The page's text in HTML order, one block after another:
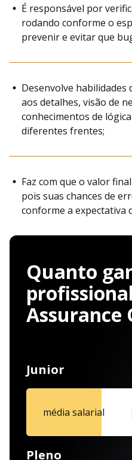
É responsável por
rodando conforme o
prevenir e evitar que
Desenvolve habilidades
aos detalhes, visão de
conhecimentos de
diferentes frentes;
Faz com que o valor
pois suas chances de
conforme a expectativa
Quanto
Assurance
Junior
média salarial
Pleno